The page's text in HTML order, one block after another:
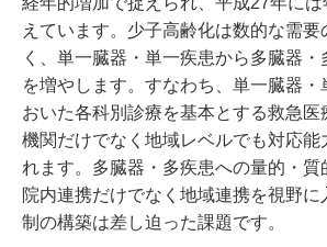
えています。少子高齢化は数的な需要
く、単一臓器・単一疾患から多臓器
を増やします。すなわち、単一臓器・
おいた各科別診療を基本とする救急医
機関だけでなく地域レベルでも対応能
れます。多臓器・多疾患への量的・質
院内連携だけでなく地域連携を視野
制の構築は差し迫った課題です。